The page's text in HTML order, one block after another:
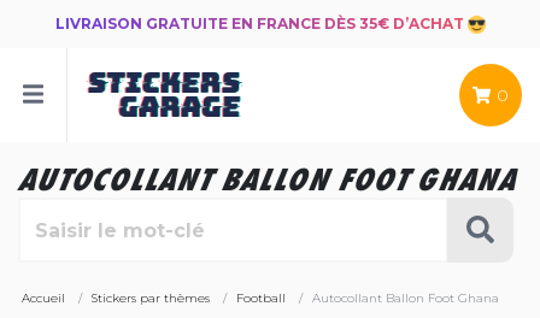
LIVRAISON GRATUITE EN FRANCE DÈS 35€ D’ACHAT
0
AUTOCOLLANT BALLON FOOT GHANA
Accueil Stickers par thèmes Football Autocollant Ballon Foot Ghana